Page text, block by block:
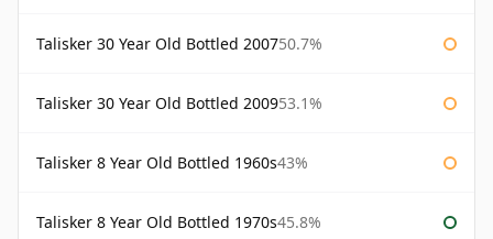
Talisker 30 Year Old Bottled 200750.7%
Talisker 30 Year Old Bottled 200953.1%
Talisker 8 Year Old Bottled 1960s43%
Talisker 8 Year Old Bottled 1970s45.8%